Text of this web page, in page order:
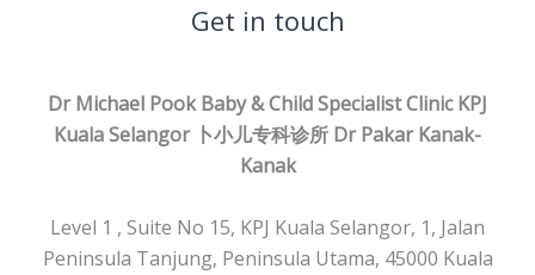
Get in touch
Dr Michael Pook Baby & Child Specialist Clinic KPJ
Kuala Selangor 卜小儿专科诊所 Dr Pakar Kanak-
Kanak
Level 1 , Suite No 15, KPJ Kuala Selangor, 1, Jalan
Peninsula Tanjung, Peninsula Utama, 45000 Kuala